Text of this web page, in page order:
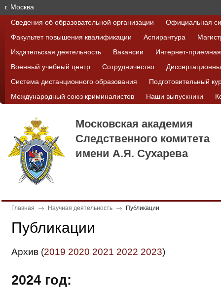
г. Москва
Сведения об образовательной организации
Официальная
Факультет повышения квалификации
Аспирантура
Издательская деятельность
Вакансии
Интернет-приемная
Военный учебный центр
Сотрудничество
Система дистанционного образования
Подготовительный
Международный союз криминалистов
Наши выпускники
Московская академия
Следственного комитета
имени А.Я. Сухарева
Главная Научная деятельность Публикации
Публикации
Архив (2019 2020 2021 2022 2023)
2024 год: